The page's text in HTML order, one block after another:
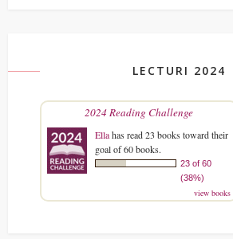
LECTURI 2024
2024 Reading Challenge
Ellahas read 23 books toward their
goal of 60 books.
23 of 60
(38%)
view books